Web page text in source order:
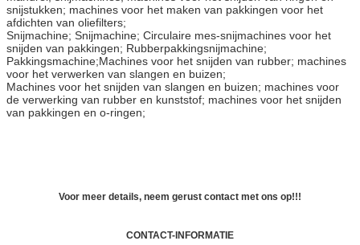
snijstukken; machines voor het maken van pakkingen voor het
afdichten van oliefilters;
Snijmachine; Snijmachine; Circulaire mes-snijmachines voor het
snijden van pakkingen; Rubberpakkingsnijmachine;
Pakkingsmachine;Machines voor het snijden van rubber; machines
voor het verwerken van slangen en buizen;
Machines voor het snijden van slangen en buizen; machines voor
de verwerking van rubber en kunststof; machines voor het snijden
van pakkingen en o-ringen;
Voor meer details, neem gerust contact met ons op!!!
CONTACT-INFORMATIE